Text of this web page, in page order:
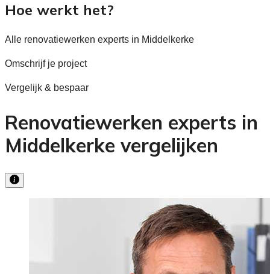
Hoe werkt het?
Alle renovatiewerken experts in Middelkerke
Omschrijf je project
Vergelijk & bespaar
Renovatiewerken experts in
Middelkerke vergelijken